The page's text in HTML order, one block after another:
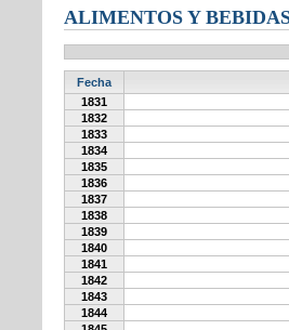
ALIMENTOS Y
Fecha
1831
1832
1833
1834
1835
1836
1837
1838
1839
1840
1841
1842
1843
1844